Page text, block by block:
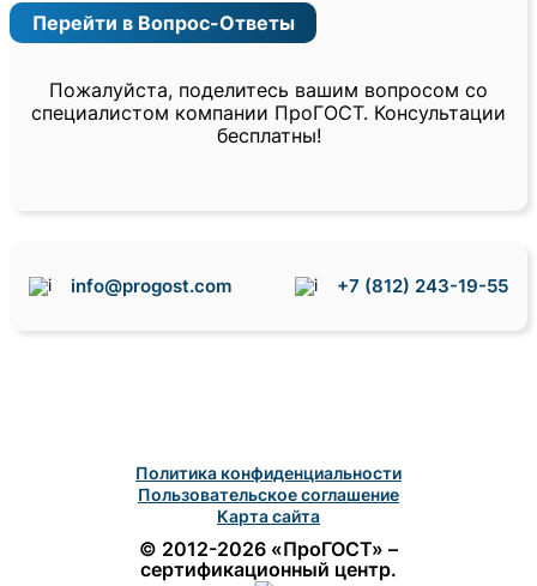
Перейти в Вопрос-Ответы
Пожалуйста, поделитесь вашим вопросом со
специалистом компании ПроГОСТ. Консультации
бесплатны!
info@progost.com +7 (812) 243-19-55
Политика конфиденциальности
Пользовательское соглашение
Карта сайта
© 2012-2026 «ПроГОСТ» –
сертификационный центр.